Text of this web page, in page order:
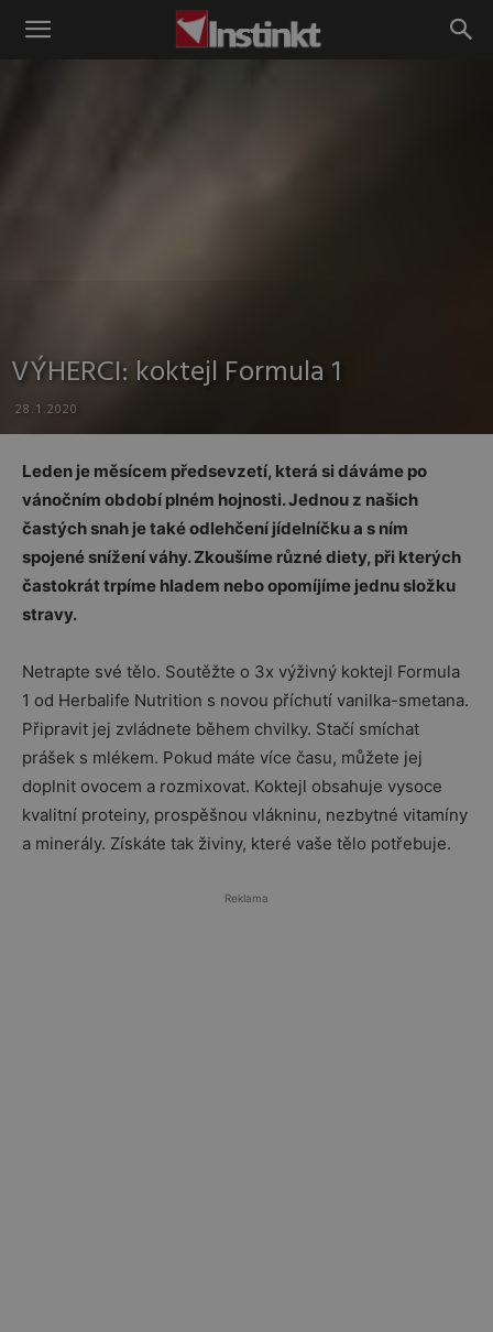
Instinkt
VÝHERCI: koktejl Formula 1
28.1.2020
Leden je měsícem předsevzetí, která si dáváme po
vánočním období plném hojnosti. Jednou z našich
častých snah je také odlehčení jídelníčku a s ním
spojené snížení váhy. Zkoušíme různé diety, při kterých
častokrát trpíme hladem nebo opomíjíme jednu složku
stravy.
Netrapte své tělo. Soutěžte o 3x výživný koktejl Formula
1 od Herbalife Nutrition s novou příchutí vanilka-smetana.
Připravit jej zvládnete během chvilky. Stačí smíchat
prášek s mlékem. Pokud máte více času, můžete jej
doplnit ovocem a rozmixovat. Koktejl obsahuje vysoce
kvalitní proteiny, prospěšnou vlákninu, nezbytné vitamíny
a minerály. Získáte tak živiny, které vaše tělo potřebuje.
Reklama